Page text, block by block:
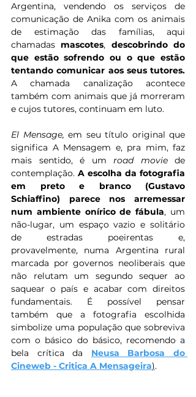
Argentina, vendendo os serviços de
comunicação de Anika com os animais
de estimação das famílias, aqui
chamadas mascotes, descobrindo do
que estão sofrendo ou o que estão
tentando comunicar aos seus tutores.
A chamada canalização acontece
também com animais que já morreram
e cujos tutores, continuam em luto.
El Mensage, em seu título original que
significa A Mensagem e, pra mim, faz
mais sentido, é um road movie de
contemplação. A escolha da fotografia
em preto e branco (Gustavo
Schiaffino) parece nos arremessar
num ambiente onírico de fábula, um
não-lugar, um espaço vazio e solitário
de estradas poeirentas e,
provavelmente, numa Argentina rural
marcada por governos neoliberais que
não relutam um segundo sequer ao
saquear o país e acabar com direitos
fundamentais. É possível pensar
também que a fotografia escolhida
simbolize uma população que sobreviva
com o básico do básico, recomendo a
bela crítica da Neusa Barbosa do
Cineweb - Critica A Mensageira).